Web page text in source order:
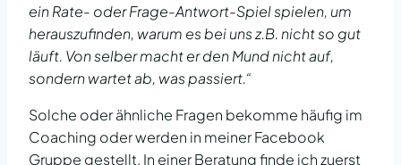
ein Rate- oder Frage-Antwort-Spiel spielen, um
herauszufinden, warum es bei uns z.B. nicht so gut
läuft. Von selber macht er den Mund nicht auf,
sondern wartet ab, was passiert.“
Solche oder ähnliche Fragen bekomme häufig im
Coaching oder werden in meiner Facebook
Gruppe gestellt. In einer Beratung finde ich zuerst